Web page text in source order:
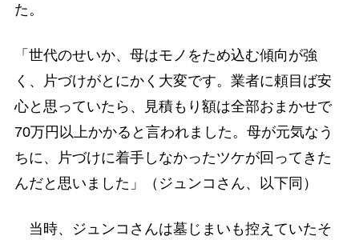
た。
「世代のせいか、母はモノをため込む傾向が強
く、片づけがとにかく大変です。業者に頼目ば安
心と思っていたら、見積もり額は全部おまかせで
70万円以上かかると言われました。母が元気なう
ちに、片づけに着手しなかったツケが回ってきた
んだと思いました」（ジュンコさん、以下同）
当時、ジュンコさんは墓じまいも控えていたそ